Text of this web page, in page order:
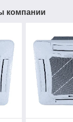
компании